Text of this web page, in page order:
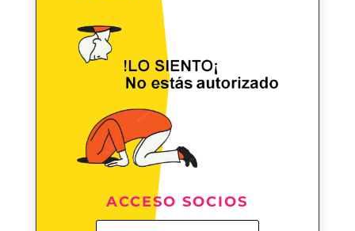
ACCESO SOCIOS